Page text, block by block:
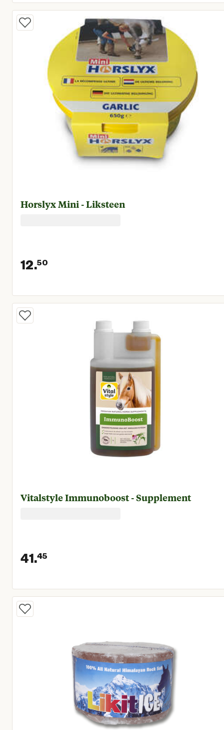
Horslyx Mini - Liksteen
12.50
Huidige prijs € 12,50
Vitalstyle Immunoboost - Supplement
41.45
Huidige prijs € 41,45